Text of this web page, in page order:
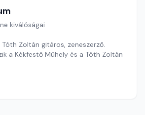
kiválóságai
Zoltán gitáros, zeneszerző.
a Kékfestő Műhely és a Tóth Zoltán
Tibor